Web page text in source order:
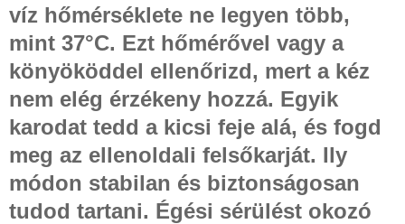
víz hőmérséklete ne legyen több,
mint 37°C. Ezt hőmérővel vagy a
könyököddel ellenőrizd, mert a kéz
nem elég érzékeny hozzá. Egyik
karodat tedd a kicsi feje alá, és fogd
meg az ellenoldali felsőkarját. Ily
módon stabilan és biztonságosan
tudod tartani. Égési sérülést okozó